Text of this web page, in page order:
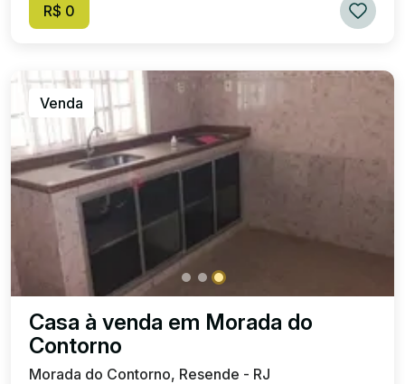
R$ 0
Venda
Casa à venda em Morada do
Contorno
Morada do Contorno, Resende - RJ